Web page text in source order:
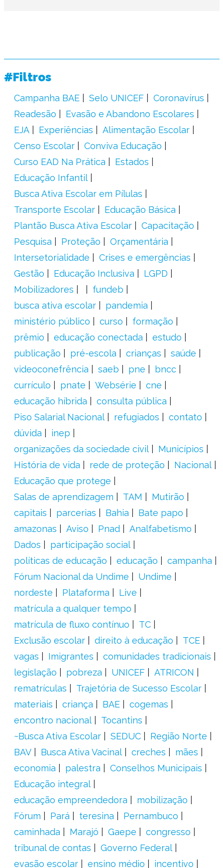
#Filtros
Campanha BAE Selo UNICEF
Coronavírus
Readesão
Evasão e Abandono Escolares
EJA
Experiências
Alimentação Escolar
Censo Escolar
Conviva Educação
Curso EAD Na Prática
Estados
Educação Infantil
Busca Ativa Escolar em Pílulas
Transporte Escolar
Educação Básica
Plantão Busca Ativa Escolar
Capacitação
Pesquisa
Proteção
Orçamentária
Intersetorialidade
Crises e emergências
Gestão
Educação Inclusiva
LGPD
Mobilizadores
fundeb
busca ativa escolar
pandemia
ministério público
curso
formação
prêmio
educação conectada
estudo
publicação
pré-escola crianças
saúde
videoconefrência
saeb pne
bncc
currículo
pnate Websérie
cne
educação híbrida
consulta pública
Piso Salarial Nacional
refugiados
contato
dúvida
inep
organizações da sociedade civil
Municípios
História de vida
rede de proteção
Nacional
Educação que protege
Salas de aprendizagem
TAM
Mutirão
capitais
parcerias Bahia
Bate papo
amazonas
Aviso Pnad
Analfabetismo
Dados
participação social
políticas de educação
educação
campanha
Fórum Nacional da Undime
Undime
nordeste
Plataforma
Live
matrícula a qualquer tempo
matrícula de fluxo contínuo
TC
Exclusão escolar
direito à educação
TCE
vagas
Imigrantes
comunidades tradicionais
legislação
pobreza UNICEF
ATRICON
rematrículas
Trajetória de Sucesso Escolar
materiais
criança BAE
cogemas
encontro nacional
Tocantins
~Busca Ativa Escolar
SEDUC
Região Norte
BAV
Busca Ativa Vacinal creches
mães
economia
palestra
Conselhos Municipais
Educação integral
educação empreendedora
mobilização
Fórum
Pará teresina
Pernambuco
caminhada
Marajó Gaepe
congresso
tribunal de contas
Governo Federal
evasão escolar
ensino médio incentivo